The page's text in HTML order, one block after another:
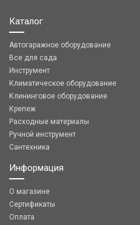
Каталог
Автогаражное оборудование
Все для сада
Инструмент
Климатическое оборудование
Клининговое оборудование
Крепеж
Расходные материалы
Ручной инструмент
Сантехника
Информация
О магазине
Сертификаты
Оплата